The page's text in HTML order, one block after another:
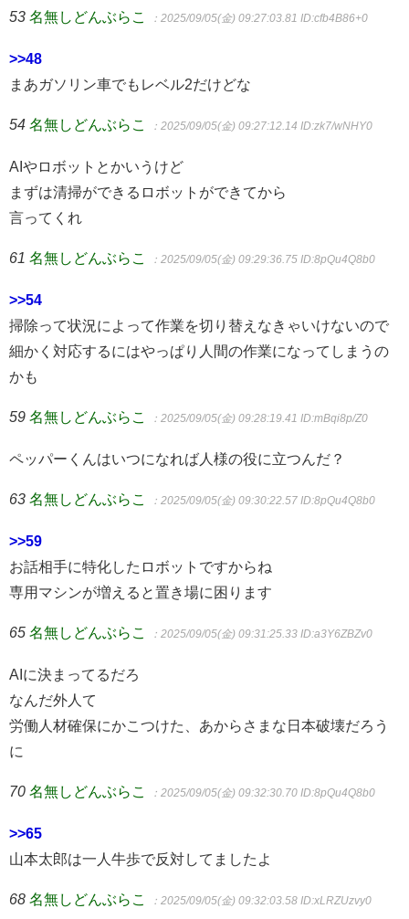
53 名無しどんぶらこ ：2025/09/05(金) 09:27:03.81 ID:cfb4B86+0
>>48
まあガソリン車でもレベル2だけどな
54 名無しどんぶらこ ：2025/09/05(金) 09:27:12.14 ID:zk7/wNHY0
AIやロボットとかいうけど
まずは清掃ができるロボットができてから
言ってくれ
61 名無しどんぶらこ ：2025/09/05(金) 09:29:36.75 ID:8pQu4Q8b0
>>54
掃除って状況によって作業を切り替えなきゃいけないので
細かく対応するにはやっぱり人間の作業になってしまうの
かも
59 名無しどんぶらこ ：2025/09/05(金) 09:28:19.41 ID:mBqi8p/Z0
ペッパーくんはいつになれば人様の役に立つんだ？
63 名無しどんぶらこ ：2025/09/05(金) 09:30:22.57 ID:8pQu4Q8b0
>>59
お話相手に特化したロボットですからね
専用マシンが増えると置き場に困ります
65 名無しどんぶらこ ：2025/09/05(金) 09:31:25.33 ID:a3Y6ZBZv0
AIに決まってるだろ
なんだ外人て
労働人材確保にかこつけた、あからさまな日本破壊だろう
に
70 名無しどんぶらこ ：2025/09/05(金) 09:32:30.70 ID:8pQu4Q8b0
>>65
山本太郎は一人牛歩で反対してましたよ
68 名無しどんぶらこ ：2025/09/05(金) 09:32:03.58 ID:xLRZUzvy0